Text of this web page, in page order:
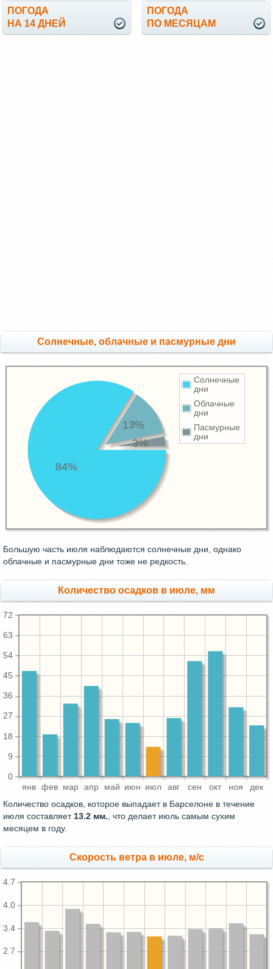
ПОГОДА
НА 14 ДНЕЙ
ПОГОДА
ПО МЕСЯЦАМ
Cолнечные, облачные и пасмурные дни
Солнечные
дни
Облачные
дни
Пасмурные
дни
84%
13%
3%
Большую часть июля наблюдаются солнечные дни, однако
облачные и пасмурные дни тоже не редкость.
Количество осадков в июле, мм
янв фев мар апр май июн июл авг сен окт ноя дек
0
9
18
27
36
45
54
63
72
Количество осадков, которое выпадает в Барселоне в течение
июля составляет13.2 мм., что делает июль самым сухим
месяцем в году.
Скорость ветра в июле, м/с
2.7
3.4
4.0
4.7